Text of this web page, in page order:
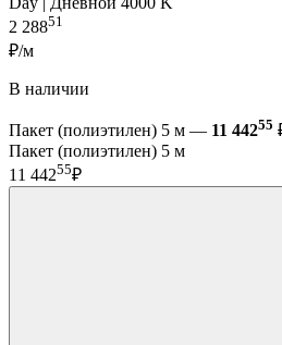
2 28851
₽/м
В наличии
Пакет (полиэтилен) 5 м — 11 44255
Пакет (полиэтилен) 5 м
11 44255₽